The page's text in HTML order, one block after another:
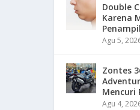
Double
Karena
Agu 5,
Zontes
Mencuri
Agu 4,